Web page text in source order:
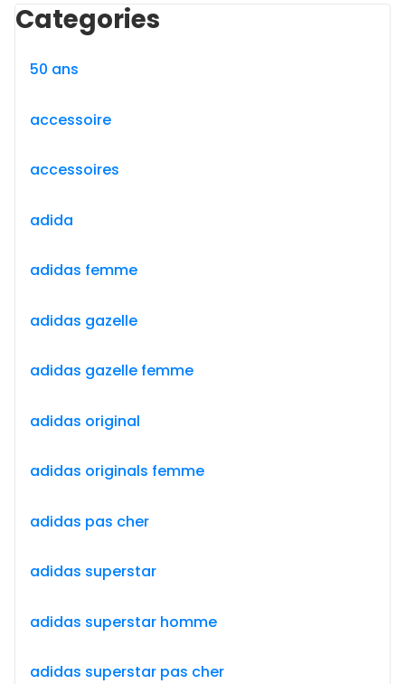
Categories
50 ans
accessoire
accessoires
adida
adidas femme
adidas gazelle
adidas gazelle femme
adidas original
adidas originals femme
adidas pas cher
adidas superstar
adidas superstar homme
adidas superstar pas cher